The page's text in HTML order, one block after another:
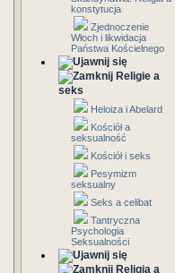
konstytucja
Zjednoczenie
Włoch i likwidacja
Państwa Kościelnego
Religie a
seks
Heloiza i Abelard
Kościół a
seksualność
Kościół i seks
Pesymizm
seksualny
Seks a celibat
Tantryczna
Psychologia
Seksualności
Religia a